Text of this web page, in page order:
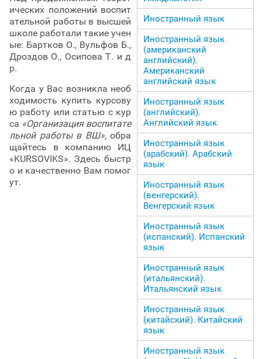
ических положений воспит
ательной работы в высшей
школе работали такие учен
ые: Бартков О., Вульфов Б.,
Дроздов О., Осипова Т. и д
р.
Когда у Вас возникла необ
ходимость купить курсову
ю работу или статью с кур
са «Организация воспитате
льной работы в ВШ», обра
щайтесь в компанию ИЦ
«KURSOVIKS». Здесь быстр
о и качественно Вам помог
ут.
Иностранный язык
Иностранный язык
(американский
английский).
Американский
английский язык
Иностранный язык
(английский).
Английский язык
Иностранный язык
(арабский). Арабский
язык
Иностранный язык
(венгерский).
Венгерский язык
Иностранный язык
(испанский). Испанский
язык
Иностранный язык
(итальянский).
Итальянский язык
Иностранный язык
(китайский). Китайский
язык
Иностранный язык